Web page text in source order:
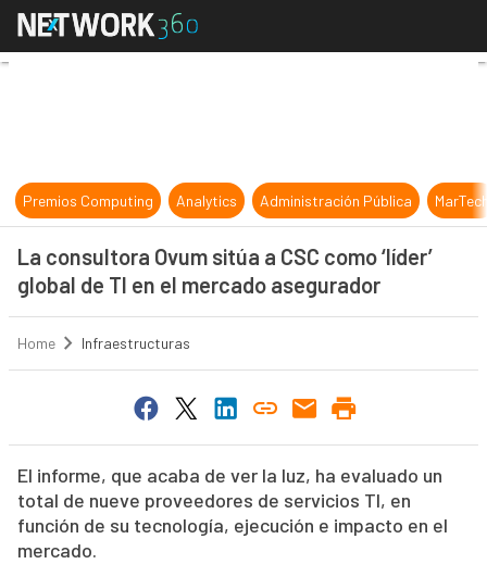
La consultora Ovum sitúa a CSC
Premios Computing Analytics Administración Pública
La consultora Ovum sitúa a CSC como ‘líder’
global de TI en el mercado asegurador
Home Infraestructuras
El informe, que acaba de ver la luz, ha evaluado un
total de nueve proveedores de servicios TI, en
función de su tecnología, ejecución e impacto en el
mercado.